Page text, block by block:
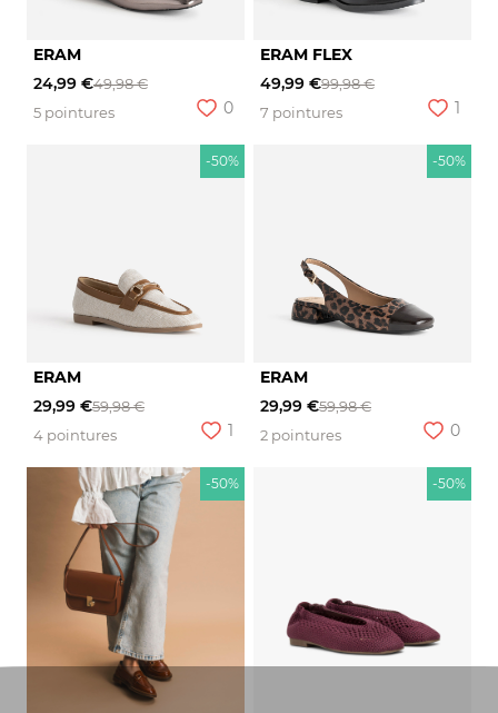
ERAM
24,99 €49,98 €
5 pointures
0
ERAM FLEX
49,99 €99,98 €
7 pointures
1
-50%
ERAM
29,99 €59,98 €
4 pointures
1
-50%
ERAM
29,99 €59,98 €
2 pointures
0
-50% -50%